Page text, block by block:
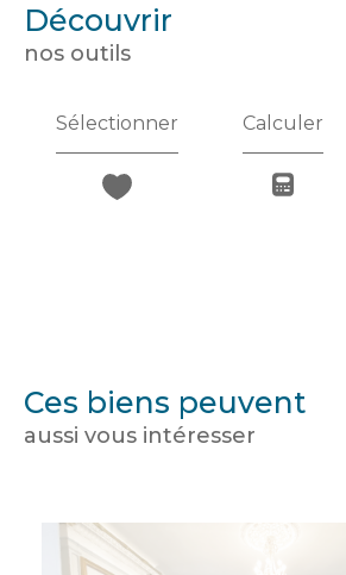
découvrir
nos outils
Sélectionner Calculer
Ces biens peuvent
aussi vous intéresser